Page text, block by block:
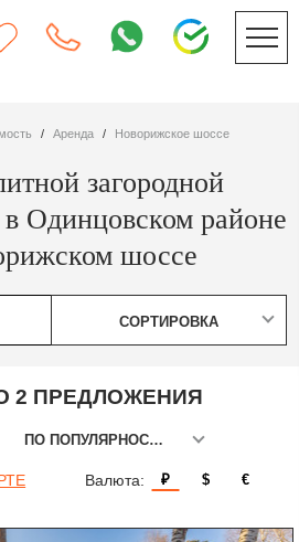
Аренда Новорижское шоссе
загородной
Одинцовском районе
шоссе
СОРТИРОВКА
2 ПРЕДЛОЖЕНИЯ
ПО ПОПУЛЯРНОСТИ
Валюта: ₽ $ €